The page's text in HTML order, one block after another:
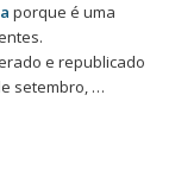
porque é uma
e republicado
setembro, …